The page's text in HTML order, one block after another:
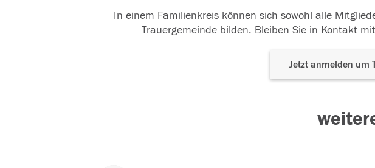
In einem Familienkreis können sich sowohl alle
Trauergemeinde bilden. Bleiben Sie in Kontakt
Jetzt anmelden um